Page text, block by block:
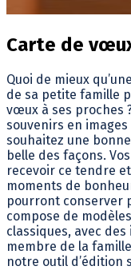
Carte de
Quoi de mieux
de sa petite famille
vœux à ses proches
souvenirs en images
souhaitez une
belle des façons.
recevoir ce tendre
moments de
pourront conserver
compose de
classiques, avec
membre de la
notre outil d’édition